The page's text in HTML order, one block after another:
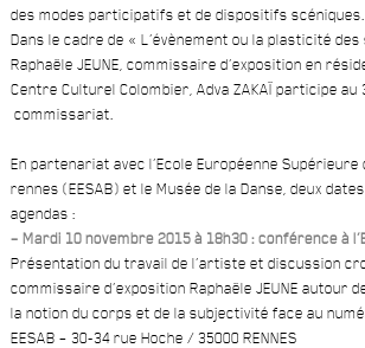
des modes participatifs et de dispositifs scéniques.
Dans le cadre de « L’évènement ou la plasticité
Raphaële JEUNE, commissaire d’exposition en
Centre Culturel Colombier, Adva ZAKAÏ participe au
commissariat.
En partenariat avec l’Ecole Européenne Supérieure
rennes (EESAB) et le Musée de la Danse, deux
agendas :
– Mardi 10 novembre 2015 à 18h30 : conférence à
Présentation du travail de l’artiste et discussion
commissaire d’exposition Raphaële JEUNE autour
la notion du corps et de la subjectivité face au
EESAB – 30-34 rue Hoche / 35000 RENNES